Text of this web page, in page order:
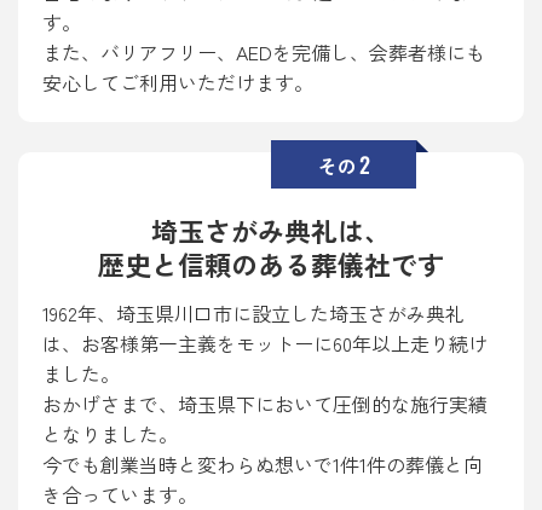
す。
また、バリアフリー、AEDを完備し、会葬者様にも
安心してご利用いただけます。
その2
埼玉さがみ典礼は、
歴史と信頼のある葬儀社です
1962年、埼玉県川口市に設立した埼玉さがみ典礼
は、お客様第一主義をモットーに60年以上走り続け
ました。
おかげさまで、埼玉県下において圧倒的な施行実績
となりました。
今でも創業当時と変わらぬ想いで1件1件の葬儀と向
き合っています。